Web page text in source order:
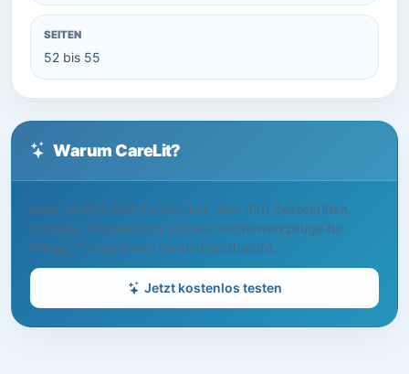
SEITEN
52 bis 55
Warum CareLit?
Mehr als 500.000 Fachartikel, über 450 Zeitschriften,
Volltexte, Readerlisten und Recherchewerkzeuge für
Pflege, Therapie und Gesundheitsberufe.
Jetzt kostenlos testen